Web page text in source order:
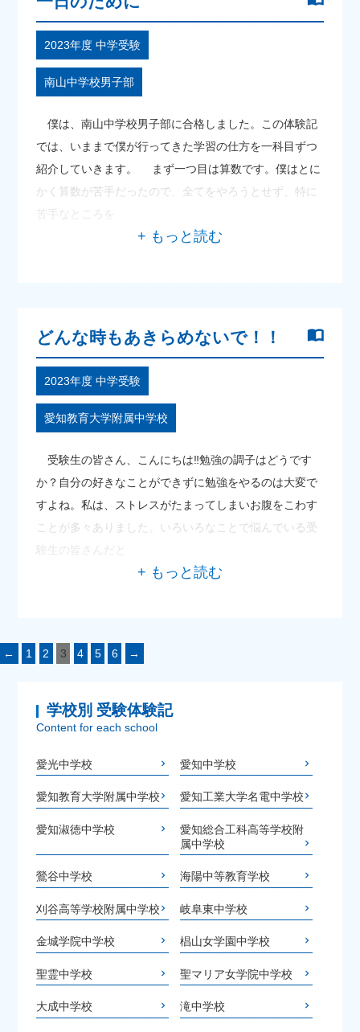
2023年度 中学受験
南山中学校男子部
僕は、南山中学校男子部に合格しました。この体験記
では、いままで僕が行ってきた学習の仕方を一科目ずつ
紹介していきます。 まず一つ目は算数です。僕はとに
かく算数が苦手だったので、全てをやろうとせず、特に
苦手なところを
どんな時もあきらめないで！！
2023年度 中学受験
愛知教育大学附属中学校
受験生の皆さん、こんにちは‼勉強の調子はどうです
か？自分の好きなことができずに勉強をやるのは大変で
すよね。私は、ストレスがたまってしまいお腹をこわす
ことが多々ありました。いろいろなことで悩んでいる受
験生の皆さんだと
← 1 2 3 4 5 6 →
学校別 受験体験記
Content for each school
愛光中学校 愛知中学校
愛知教育大学附属中学校 愛知工業大学名電中学校
愛知淑徳中学校
愛知総合工科高等学校附
属中学校
鶯谷中学校 海陽中等教育学校
刈谷高等学校附属中学校 岐阜東中学校
金城学院中学校 椙山女学園中学校
聖霊中学校 聖マリア女学院中学校
大成中学校 滝中学校